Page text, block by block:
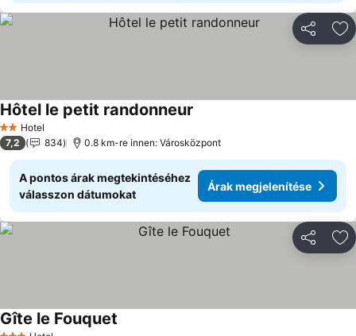
2 Kategória
Hotel
Hôtel le petit randonneur
7,2 834 0.8 km-re innen: Városközpont
A pontos árak megtekintéséhez
válasszon dátumokat
Árak megjelenítése
Gîte le Fouquet